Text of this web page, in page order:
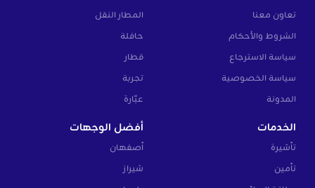
تعاون معنا
الشروط والأحكام
سياسة الاسترجاع
سياسة الخصوصية
المدونة
المطار النقل
حافلة
قطار
تجربة
عبّارة
الخدمات
تأشيرة
تأمين
أفضل الوجهات
أصفهان
شيراز